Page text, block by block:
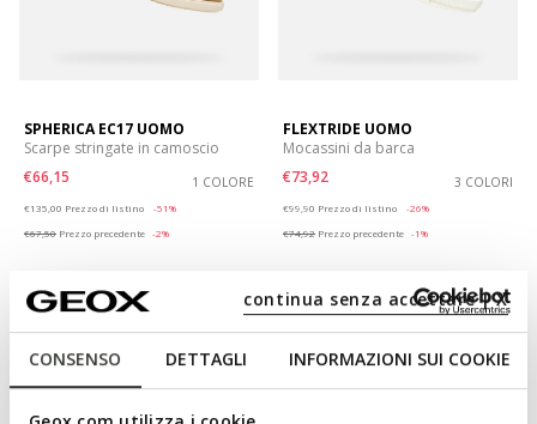
CONSENSO DETTAGLI INFORMAZIONI SUI COOKIE
continua senza accettare | X
SPHERICA EC17 UOMO
Scarpe stringate in camoscio
€66,15
1 COLORE
€135,00 Prezzo di listino
-51%
€67,50 Prezzo precedente -2%
FLEXTRIDE UOMO
Mocassini da barca
€73,92
3 COLORI
€99,90 Prezzo di listino
-26%
€74,92 Prezzo precedente -1%